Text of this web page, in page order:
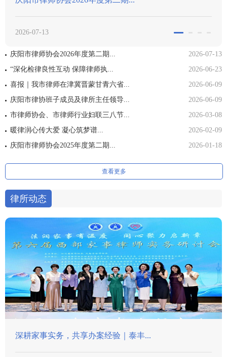
庆阳市律师协会2026年度第二期...
2026-07-13
“深化检律良性互动 保障律师执...
2026-06-23
喜报｜我市律师在津冀晋蒙甘青六省...
2026-06-09
庆阳市律协班子成员及律所主任领导...
2026-06-09
市律师协会、市律师行业妇联三八节...
2026-03-08
暖律润心传大爱 凝心筑梦谱...
2026-02-09
庆阳市律师协会2025年度第二期...
2026-01-18
查看更多
律所动态
验｜泰丰... 甘肃北谦律师事务所助